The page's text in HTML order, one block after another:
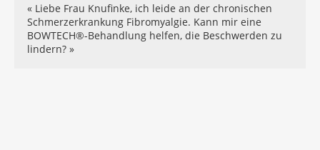
« Liebe Frau Knufinke, ich leide an der chronischen
Schmerzerkrankung Fibromyalgie. Kann mir eine
BOWTECH®-Behandlung helfen, die Beschwerden zu
lindern? »